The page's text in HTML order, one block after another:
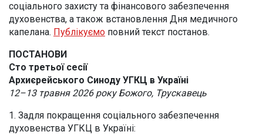
соціального захисту та фінансового забезпечення
духовенства, а також встановлення Дня медичного
капелана. Публікуємо повний текст постанов.
ПОСТАНОВИ
Сто третьої сесії
Архиєрейського Синоду УГКЦ в Україні
12–13 травня 2026 року Божого, Трускавець
1. Задля покращення соціального забезпечення
духовенства УГКЦ в Україні: